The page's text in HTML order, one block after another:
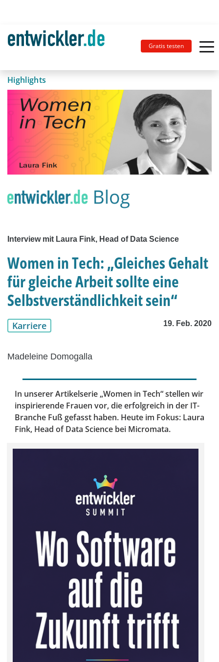
Gratis testen
Highlights
Interview mit Laura Fink, Head of Data Science
Women in Tech: „Gleiches Gehalt
für gleiche Arbeit sollte eine
Selbstverständlichkeit sein“
Karriere 19. Feb. 2020
Madeleine Domogalla
In unserer Artikelserie „Women in Tech“ stellen wir
inspirierende Frauen vor, die erfolgreich in der IT-
Branche Fuß gefasst haben. Heute im Fokus: Laura
Fink, Head of Data Science bei Micromata.